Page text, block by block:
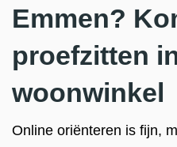
Emmen?
proefzitten
woonwinkel
Online oriënteren is fijn,